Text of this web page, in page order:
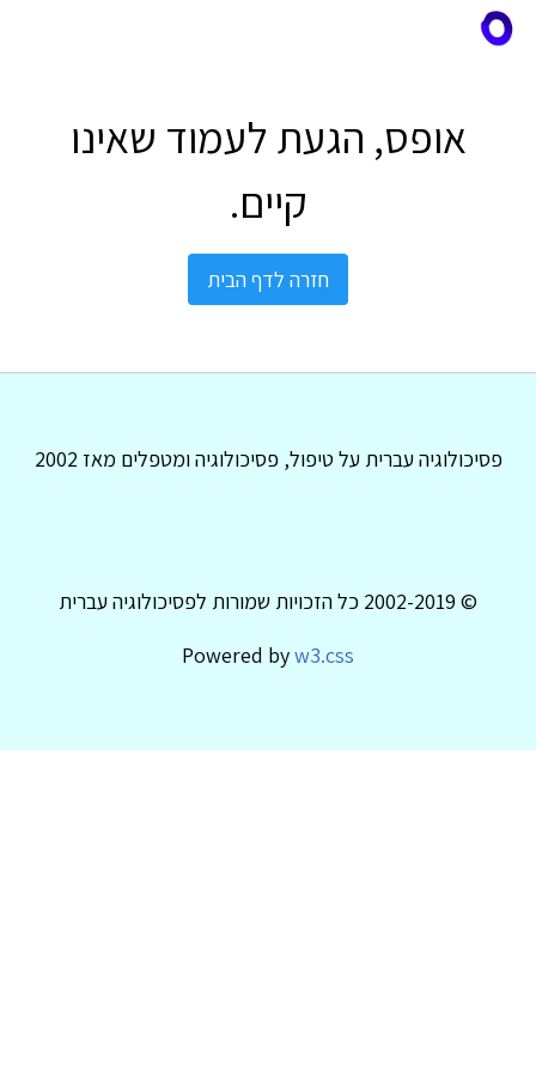
אופס, הגעת לעמוד שאינו
קיים.
חזרה לדף הבית
פסיכולוגיה עברית על טיפול, פסיכולוגיה ומטפלים מאז 2002
© 2002-2019 כל הזכויות שמורות לפסיכולוגיה עברית
Powered byw3.css